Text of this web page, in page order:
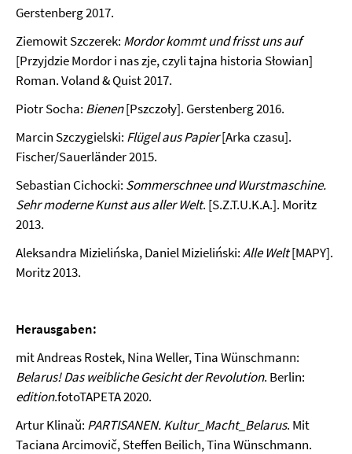
Gerstenberg 2017.
Ziemowit Szczerek: Mordor kommt und frisst uns auf
[Przyjdzie Mordor i nas zje, czyli tajna historia Słowian]
Roman. Voland & Quist 2017.
Piotr Socha: Bienen[Pszczoły]. Gerstenberg 2016.
Marcin Szczygielski: Flügel aus Papier[Arka czasu].
Fischer/Sauerländer 2015.
Sebastian Cichocki: Sommerschnee und Wurstmaschine.
Sehr moderne Kunst aus aller Welt. [S.Z.T.U.K.A.]. Moritz
2013.
Aleksandra Mizielińska, Daniel Mizieliński:Alle Welt[MAPY].
Moritz 2013.
Herausgaben:
mit Andreas Rostek, Nina Weller, Tina Wünschmann:
Belarus! Das weibliche Gesicht der Revolution. Berlin:
edition.fotoTAPETA 2020.
Artur Klinaŭ: PARTISANEN. Kultur_Macht_Belarus. Mit
Taciana Arcimovič, Steffen Beilich, Tina Wünschmann.